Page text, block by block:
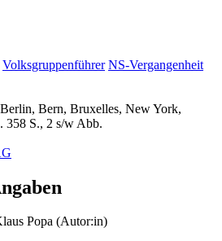
Volksgruppenführer NS-Vergangenheit
Bern, Bruxelles, New York,
358 S., 2 s/w Abb.
Popa (Autor:in)